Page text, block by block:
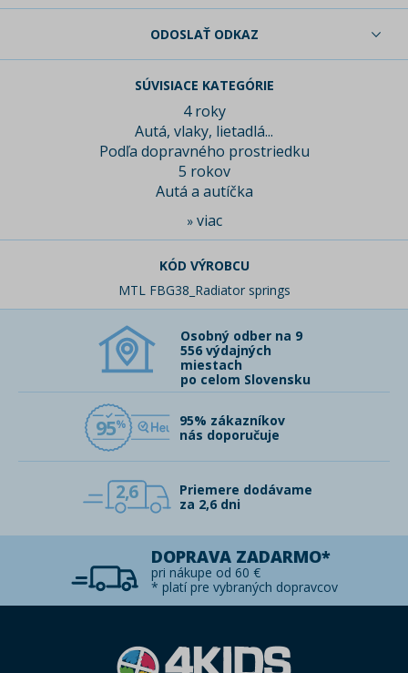
ODOSLAŤ ODKAZ
SÚVISIACE KATEGÓRIE
4 roky
Autá, vlaky, lietadlá...
Podľa dopravného prostriedku
5 rokov
Autá a autíčka
» viac
KÓD VÝROBCU
MTL FBG38_Radiator springs
Osobný odber na 9
556 výdajných
miestach
po celom Slovensku
95
95% zákazníkov
nás doporučuje
2,6
Priemere dodávame
za 2,6 dni
DOPRAVA ZADARMO*
pri nákupe od 60 €
* platí pre vybraných dopravcov